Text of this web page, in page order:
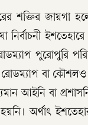
শক্তির জায়গা
পুরোপুরি
বা কৌশলও
আইনি বা
অর্থাৎ